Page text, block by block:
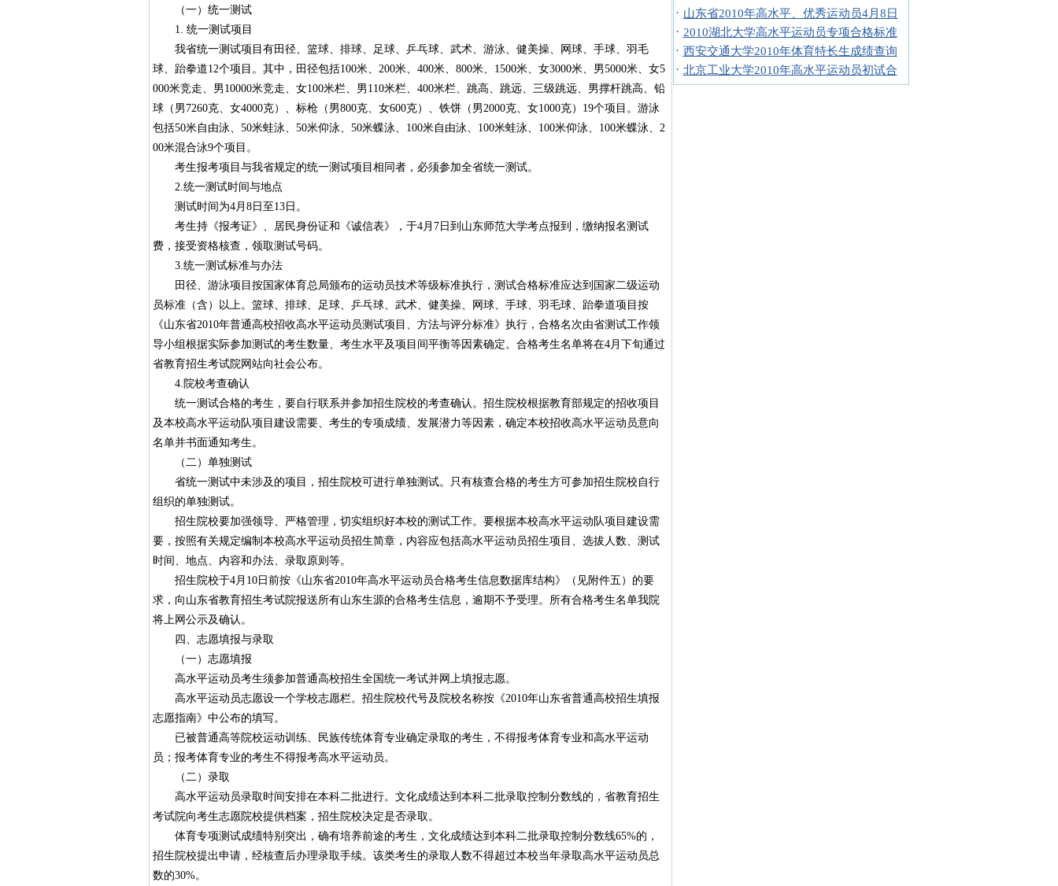
（一）统一测试
1. 统一测试项目
我省统一测试项目有田径、篮球、排球、足球、乒乓球、武术、游泳、健美操、网球、手球、羽毛
球、跆拳道12个项目。其中，田径包括100米、200米、400米、800米、1500米、女3000米、男5000米、女5
000米竞走、男10000米竞走、女100米栏、男110米栏、400米栏、跳高、跳远、三级跳远、男撑杆跳高、铅
球（男7260克、女4000克）、标枪（男800克、女600克）、铁饼（男2000克、女1000克）19个项目。游泳
包括50米自由泳、50米蛙泳、50米仰泳、50米蝶泳、100米自由泳、100米蛙泳、100米仰泳、100米蝶泳、2
00米混合泳9个项目。
考生报考项目与我省规定的统一测试项目相同者，必须参加全省统一测试。
2.统一测试时间与地点
测试时间为4月8日至13日。
考生持《报考证》、居民身份证和《诚信表》，于4月7日到山东师范大学考点报到，缴纳报名测试
费，接受资格核查，领取测试号码。
3.统一测试标准与办法
田径、游泳项目按国家体育总局颁布的运动员技术等级标准执行，测试合格标准应达到国家二级运动
员标准（含）以上。篮球、排球、足球、乒乓球、武术、健美操、网球、手球、羽毛球、跆拳道项目按
《山东省2010年普通高校招收高水平运动员测试项目、方法与评分标准》执行，合格名次由省测试工作领
导小组根据实际参加测试的考生数量、考生水平及项目间平衡等因素确定。合格考生名单将在4月下旬通过
省教育招生考试院网站向社会公布。
4.院校考查确认
统一测试合格的考生，要自行联系并参加招生院校的考查确认。招生院校根据教育部规定的招收项目
及本校高水平运动队项目建设需要、考生的专项成绩、发展潜力等因素，确定本校招收高水平运动员意向
名单并书面通知考生。
（二）单独测试
省统一测试中未涉及的项目，招生院校可进行单独测试。只有核查合格的考生方可参加招生院校自行
组织的单独测试。
招生院校要加强领导、严格管理，切实组织好本校的测试工作。要根据本校高水平运动队项目建设需
要，按照有关规定编制本校高水平运动员招生简章，内容应包括高水平运动员招生项目、选拔人数、测试
时间、地点、内容和办法、录取原则等。
招生院校于4月10日前按《山东省2010年高水平运动员合格考生信息数据库结构》（见附件五）的要
求，向山东省教育招生考试院报送所有山东生源的合格考生信息，逾期不予受理。所有合格考生名单我院
将上网公示及确认。
四、志愿填报与录取
（一）志愿填报
高水平运动员考生须参加普通高校招生全国统一考试并网上填报志愿。
高水平运动员志愿设一个学校志愿栏。招生院校代号及院校名称按《2010年山东省普通高校招生填报
志愿指南》中公布的填写。
已被普通高等院校运动训练、民族传统体育专业确定录取的考生，不得报考体育专业和高水平运动
员；报考体育专业的考生不得报考高水平运动员。
（二）录取
高水平运动员录取时间安排在本科二批进行。文化成绩达到本科二批录取控制分数线的，省教育招生
考试院向考生志愿院校提供档案，招生院校决定是否录取。
体育专项测试成绩特别突出，确有培养前途的考生，文化成绩达到本科二批录取控制分数线65%的，
招生院校提出申请，经核查后办理录取手续。该类考生的录取人数不得超过本校当年录取高水平运动员总
数的30%。
· 山东省2010年高水平、优秀运动员4月8日
· 2010湖北大学高水平运动员专项合格标准
· 西安交通大学2010年体育特长生成绩查询
· 北京工业大学2010年高水平运动员初试合